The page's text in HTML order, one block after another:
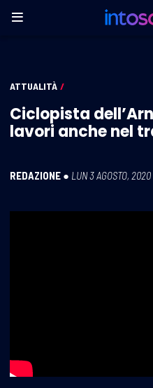
ATTUALITÀ /
Ciclopista
lavori anche nel
REDAZIONE ● LUN 3 AGOSTO, 2020